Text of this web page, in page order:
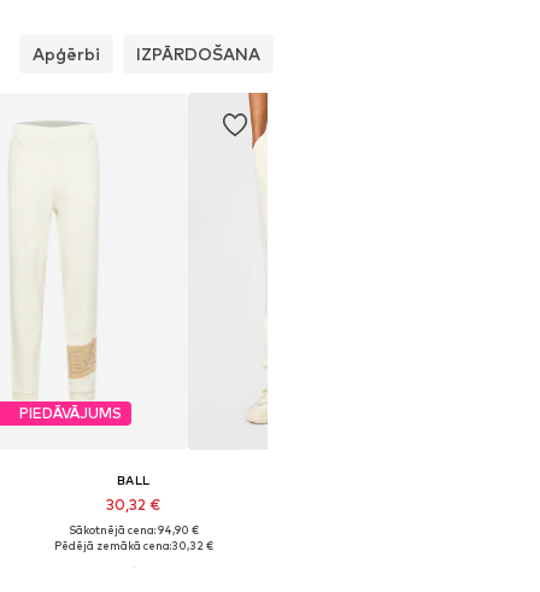
Apģērbi IZPĀRDOŠANA
PIEDĀVĀJUMS
BALL
30,32 €
Sākotnējā cena: 94,90 €
Pēdējā zemākā cena:30,32 €